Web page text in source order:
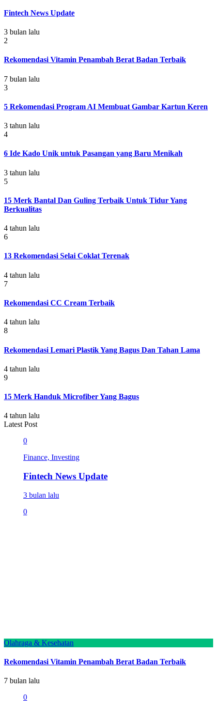
Fintech News Update
3 bulan lalu
2
Rekomendasi Vitamin Penambah Berat Badan Terbaik
7 bulan lalu
3
5 Rekomendasi Program AI Membuat Gambar Kartun Keren
3 tahun lalu
4
6 Ide Kado Unik untuk Pasangan yang Baru Menikah
3 tahun lalu
5
15 Merk Bantal Dan Guling Terbaik Untuk Tidur Yang
Berkualitas
4 tahun lalu
6
13 Rekomendasi Selai Coklat Terenak
4 tahun lalu
7
Rekomendasi CC Cream Terbaik
4 tahun lalu
8
Rekomendasi Lemari Plastik Yang Bagus Dan Tahan Lama
4 tahun lalu
9
15 Merk Handuk Microfiber Yang Bagus
4 tahun lalu
Latest Post
0
Finance, Investing
Fintech News Update
3 bulan lalu
0
Olahraga & Kesehatan
Rekomendasi Vitamin Penambah Berat Badan Terbaik
7 bulan lalu
0